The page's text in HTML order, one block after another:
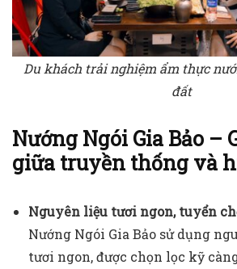
Du khách trải nghiệm ẩm thực
đất
Nướng Ngói Gia Bảo –
giữa truyền thống và
Nguyên liệu tươi ngon, tuyển
Nướng Ngói Gia Bảo sử dụng
tươi ngon, được chọn lọc kỹ